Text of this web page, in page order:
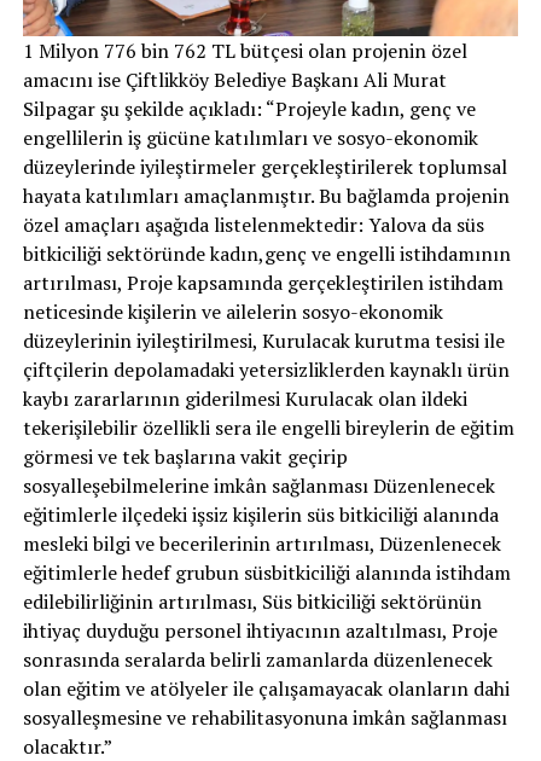
1 Milyon 776 bin 762 TL bütçesi olan projenin özel
amacını ise Çiftlikköy Belediye Başkanı Ali Murat
Silpagar şu şekilde açıkladı: “Projeyle kadın, genç ve
engellilerin iş gücüne katılımları ve sosyo-ekonomik
düzeylerinde iyileştirmeler gerçekleştirilerek toplumsal
hayata katılımları amaçlanmıştır. Bu bağlamda projenin
özel amaçları aşağıda listelenmektedir: Yalova da süs
bitkiciliği sektöründe kadın,genç ve engelli istihdamının
artırılması, Proje kapsamında gerçekleştirilen istihdam
neticesinde kişilerin ve ailelerin sosyo-ekonomik
düzeylerinin iyileştirilmesi, Kurulacak kurutma tesisi ile
çiftçilerin depolamadaki yetersizliklerden kaynaklı ürün
kaybı zararlarının giderilmesi Kurulacak olan ildeki
tekerişilebilir özellikli sera ile engelli bireylerin de eğitim
görmesi ve tek başlarına vakit geçirip
sosyalleşebilmelerine imkân sağlanması Düzenlenecek
eğitimlerle ilçedeki işsiz kişilerin süs bitkiciliği alanında
mesleki bilgi ve becerilerinin artırılması, Düzenlenecek
eğitimlerle hedef grubun süsbitkiciliği alanında istihdam
edilebilirliğinin artırılması, Süs bitkiciliği sektörünün
ihtiyaç duyduğu personel ihtiyacının azaltılması, Proje
sonrasında seralarda belirli zamanlarda düzenlenecek
olan eğitim ve atölyeler ile çalışamayacak olanların dahi
sosyalleşmesine ve rehabilitasyonuna imkân sağlanması
olacaktır.”